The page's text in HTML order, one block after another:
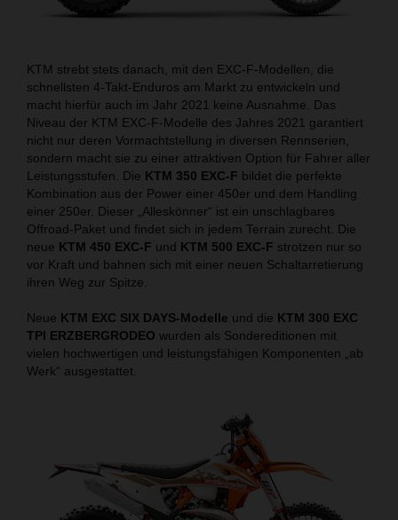
KTM strebt stets danach, mit den EXC-F-Modellen, die
schnellsten 4-Takt-Enduros am Markt zu entwickeln und
macht hierfür auch im Jahr 2021 keine Ausnahme. Das
Niveau der KTM EXC-F-Modelle des Jahres 2021 garantiert
nicht nur deren Vormachtstellung in diversen Rennserien,
sondern macht sie zu einer attraktiven Option für Fahrer aller
Leistungsstufen. Die KTM 350 EXC-F bildet die perfekte
Kombination aus der Power einer 450er und dem Handling
einer 250er. Dieser „Alleskönner“ ist ein unschlagbares
Offroad-Paket und findet sich in jedem Terrain zurecht. Die
neue KTM 450 EXC-F und KTM 500 EXC-F strotzen nur so
vor Kraft und bahnen sich mit einer neuen Schaltarretierung
ihren Weg zur Spitze.
Neue KTM EXC SIX DAYS-Modelle und die KTM 300 EXC
TPI ERZBERGRODEO wurden als Sondereditionen mit
vielen hochwertigen und leistungsfähigen Komponenten „ab
Werk“ ausgestattet.